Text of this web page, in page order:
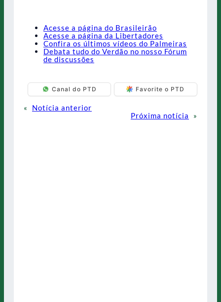
Acesse a página do Brasileirão
Acesse a página da Libertadores
Confira os últimos vídeos do Palmeiras
Debata tudo do Verdão no nosso Fórum
de discussões
Canal do PTD Favorite o PTD
«
Notícia anterior
Próxima notícia
»